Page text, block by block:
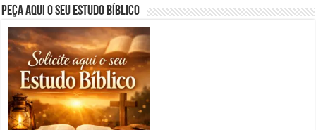
Peça aqui o seu Estudo Bíblico